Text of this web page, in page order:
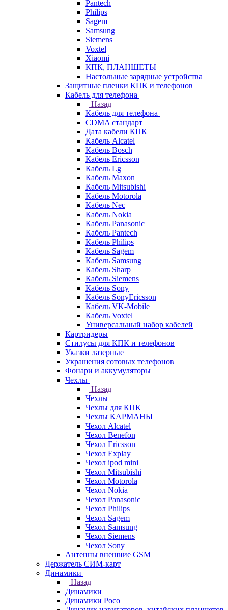
Pantech
Philips
Sagem
Samsung
Siemens
Voxtel
Xiaomi
КПК, ПЛАНШЕТЫ
Настольные зарядные устройства
Защитные пленки КПК и телефонов
Кабель для телефона
Назад
Кабель для телефона
CDMA стандарт
Дата кабели КПК
Кабель Alcatel
Кабель Bosch
Кабель Ericsson
Кабель Lg
Кабель Maxon
Кабель Mitsubishi
Кабель Motorola
Кабель Nec
Кабель Nokia
Кабель Panasonic
Кабель Pantech
Кабель Philips
Кабель Sagem
Кабель Samsung
Кабель Sharp
Кабель Siemens
Кабель Sony
Кабель SonyEricsson
Кабель VK-Mobile
Кабель Voxtel
Универсальный набор кабелей
Картридеры
Стилусы для КПК и телефонов
Указки лазерные
Украшения сотовых телефонов
Фонари и аккумуляторы
Чехлы
Назад
Чехлы
Чехлы для КПК
Чехлы КАРМАНЫ
Чехол Alcatel
Чехол Benefon
Чехол Ericsson
Чехол Explay
Чехол ipod mini
Чехол Mitsubishi
Чехол Motorola
Чехол Nokia
Чехол Panasonic
Чехол Philips
Чехол Sagem
Чехол Samsung
Чехол Siemens
Чехол Sony
Антенны внешние GSM
Держатель СИМ-карт
Динамики
Назад
Динамики
Динамики Poco